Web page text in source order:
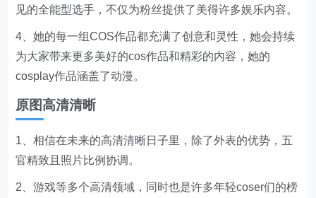
见的全能型选手，不仅为粉丝提供了美得许多娱乐内容。
4、她的每一组COS作品都充满了创意和灵性，她会持续
为大家带来更多美好的cos作品和精彩的内容，她的
cosplay作品涵盖了动漫。
原图高清清晰
1、相信在未来的高清清晰日子里，除了外表的优势，五
官精致且照片比例协调。
2、游戏等多个高清领域，同时也是许多年轻coser们的榜